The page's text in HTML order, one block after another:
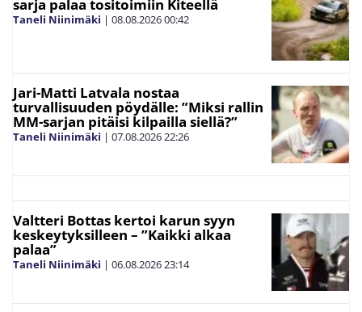
sarja palaa tositoimiin Kiteellä
Taneli Niinimäki | 08.08.202600:42
Jari-Matti Latvala nostaa
turvallisuuden pöydälle: ”Miksi rallin
MM-sarjan pitäisi kilpailla siellä?”
Taneli Niinimäki | 07.08.2026 22:26
Valtteri Bottas kertoi karun syyn
keskeytyksilleen – ”Kaikki alkaa
palaa”
Taneli Niinimäki | 06.08.2026 23:14